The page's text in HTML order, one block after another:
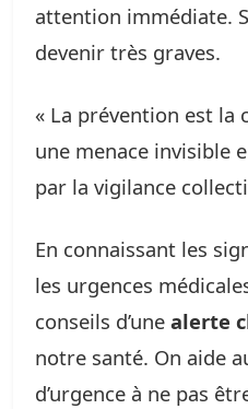
attention immédiate.
devenir très graves.
« La prévention est
une menace invisible
par la vigilance
En connaissant les
les urgences
conseils d’une alerte
notre santé. On aide
d’urgence à ne pas